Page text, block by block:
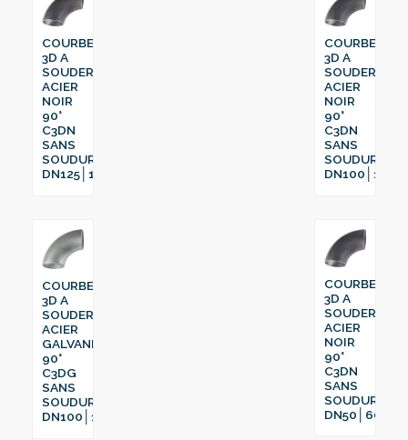
COURBE
3D A
SOUDER
ACIER
NOIR
90°
C3DN
SANS
SOUDURE
DN125│159
COURBE
3D A
SOUDER
ACIER
NOIR
90°
C3DN
SANS
SOUDURE
DN100│114.3
COURBE
3D A
SOUDER
ACIER
GALVANISÉ
90°
C3DG
SANS
SOUDURE
DN100│114.3
COURBE
3D A
SOUDER
ACIER
NOIR
90°
C3DN
SANS
SOUDURE
DN50│60.3